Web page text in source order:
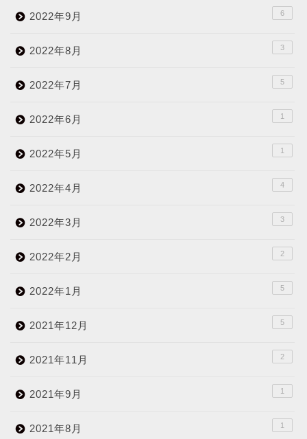
2022年9月 6
2022年8月 3
2022年7月 5
2022年6月 1
2022年5月 1
2022年4月 4
2022年3月 3
2022年2月 2
2022年1月 5
2021年12月 5
2021年11月 2
2021年9月 1
2021年8月 1